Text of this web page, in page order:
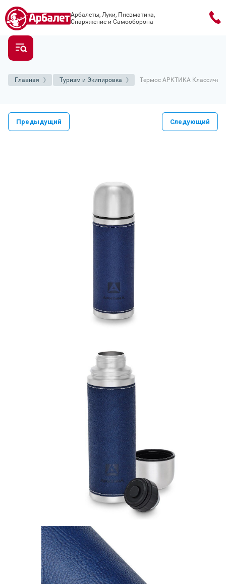
Арбалеты, Луки, Пневматика,
Снаряжение и Самооборона
Главная Туризм и Экипировка Термос АРКТИКА
Предыдущий Следующий